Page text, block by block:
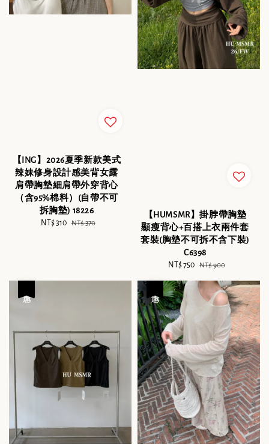
【ING】2026夏季新款美式
辣妹修身設計感美背女露
肩帶胸墊細肩帶外穿背心
（含95%棉料）(自帶不可
拆胸墊) 18226
Sale
NT$ 310 Regular
NT$ 370
【HUMSMR】掛脖帶胸墊
顯瘦背心+百搭上衣兩件套
套裝(胸墊不可拆不含下裝)
C6398
Sale
NT$ 750 Regular
NT$ 900